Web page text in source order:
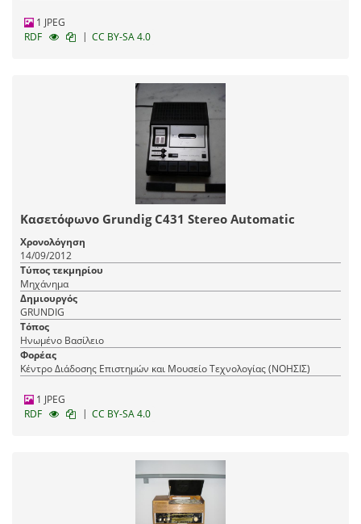
1 JPEG
RDF
| CC BY-SA 4.0
Κασετόφωνο Grundig C431 Stereo Automatic
Χρονολόγηση
14/09/2012
Τύπος τεκμηρίου
Μηχάνημα
Δημιουργός
GRUNDIG
Τόπος
Ηνωμένο Βασίλειο
Φορέας
Κέντρο Διάδοσης Επιστημών και Μουσείο Τεχνολογίας (ΝΟΗΣΙΣ)
1 JPEG
RDF
| CC BY-SA 4.0